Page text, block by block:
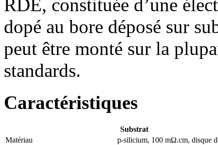
RDE, constituée d’une
dopé au bore déposé sur
peut être monté sur la
standards.
Caractéristiques
Substrat
Matériau
p-silicium, 100 mΩ.cm, disque